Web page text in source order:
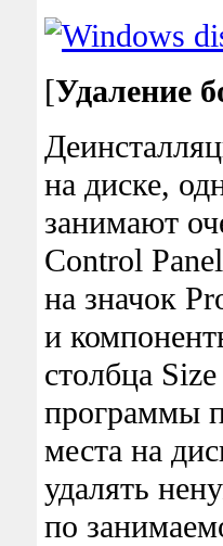
[Удаление
на диске,
занимают
Control
на значок
и
столбца
программы
места на
удалять
по